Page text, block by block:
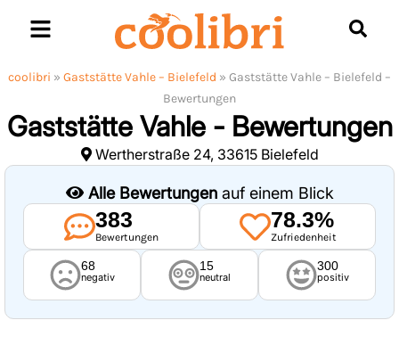
coolibri » Gaststätte Vahle – Bielefeld » Gaststätte Vahle – Bielefeld –
Bewertungen
Gaststätte Vahle - Bewertungen
Wertherstraße 24, 33615 Bielefeld
Alle Bewertungenauf einem Blick
383
Bewertungen
78.3%
Zufriedenheit
68
negativ
15
neutral
300
positiv